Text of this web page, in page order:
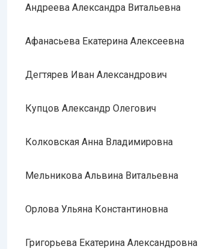
Андреева Александра Витальевна
Афанасьева Екатерина Алексеевна
Дегтярев Иван Александрович
Купцов Александр Олегович
Колковская Анна Владимировна
Мельникова Альвина Витальевна
Орлова Ульяна Константиновна
Григорьева Екатерина Александровна